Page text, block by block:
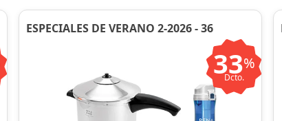
ESPECIALES DE VERANO 2-2026 - 36
33%
Dcto.